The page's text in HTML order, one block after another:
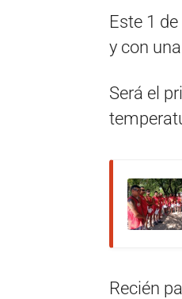
Este 1
y con
Será el
Recién